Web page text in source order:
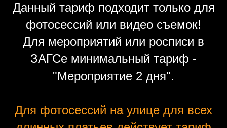
Данный тариф подходит только для
фотосессий или видео съемок!
Для мероприятий или росписи в
ЗАГСе минимальный тариф -
"Мероприятие 2 дня".
Для фотосессий на улице для всех